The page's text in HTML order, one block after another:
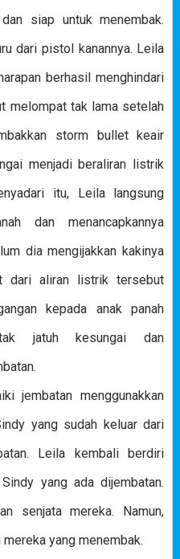
siap untuk menembak.
dari pistol kanannya. Leila
berhasil menghindari
melompat tak lama setelah
storm bullet keair
menjadi beraliran listrik
itu, Leila langsung
dan menancapkannya
dia mengijakkan kakinya
dari aliran listrik tersebut
kepada anak panah
jatuh kesungai dan
jembatan menggunakkan
yang sudah keluar dari
Leila kembali berdiri
yang ada dijembatan.
senjata mereka. Namun,
yang menembak.